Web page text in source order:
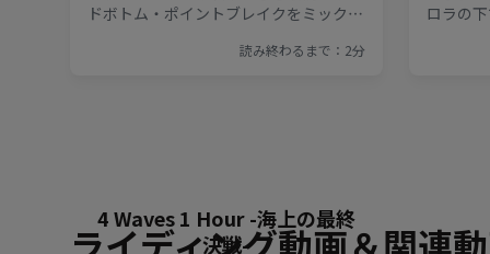
ライディング動画＆関連
4 Waves 1 Hour -海上の最終
決戦-